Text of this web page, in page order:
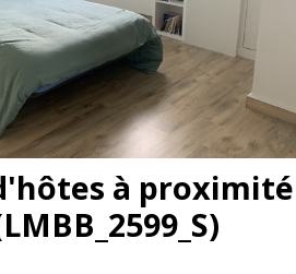
à proximité
LMBB_2599_S)